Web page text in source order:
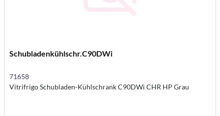
Schubladenkühlschr.C90DWi
71658
Vitrifrigo Schubladen-Kühlschrank C90DWi CHR HP Grau